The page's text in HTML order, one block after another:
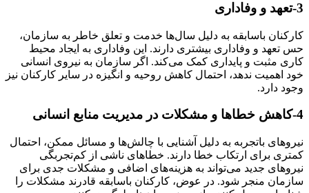
3-تعهد و وفاداری
کارکنان باسابقه به دلیل سال‌ها خدمت و تعلق خاطر به سازمان،
حس تعهد و وفاداری بیشتری دارند. این وفاداری به ایجاد محیط
کاری مثبت و پایداری کمک می‌کند. اگر سازمان به نیروی انسانی
خود اهمیت ندهد، احتمال کاهش روحیه و انگیزه در سایر کارکنان نیز
وجود دارد.
4-کاهش خطاها و مشکلات در مدیریت منابع انسانی
نیروهای باتجربه به دلیل آشنایی با چالش‌ها و مسائل ممکن، احتمال
کمتری برای ارتکاب خطا دارند. خطاهای ناشی از کم‌تجربگی
نیروهای جدید می‌تواند به هزینه‌های اضافی و مشکلات جدی برای
سازمان منجر شود. در عوض، کارکنان باسابقه قادرند مشکلات را